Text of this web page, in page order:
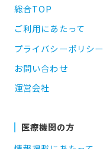
総合TOP
ご利用にあたって
プライバシーポリシー
お問い合わせ
運営会社
医療機関の方